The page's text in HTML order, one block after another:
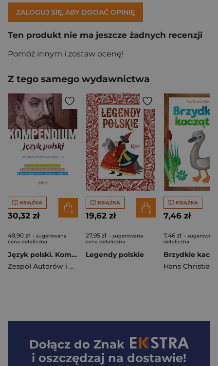
ZALOGUJ SIĘ, ABY DODAĆ OPINIĘ
Ten produkt nie ma jeszcze żadnych recenzji
Pomóż innym i zostaw ocenę!
Z tego samego wydawnictwa
KSIĄŻKA
30,32 zł
49,90 zł - sugerowana
cena detaliczna
Język polski. Kompendium. Szkoła podstawowa. Klasa 4-8
Zespół Autorów i Redaktorów Wydawnictwa GREG
KSIĄŻKA
19,62 zł
27,95 zł - sugerowana
cena detaliczna
Legendy polskie
KSIĄŻKA
7,46 zł
7,46 zł -
detaliczna
Brzydkie
Dołącz do Znak
i oszczędzaj na dostawie!